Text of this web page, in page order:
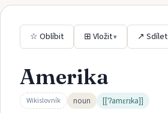
☆ Oblíbit ⊞ Vložit▾ ↗ Sdílet
Amerika
Wikislovník noun [[ˈʔamɛrɪka]]